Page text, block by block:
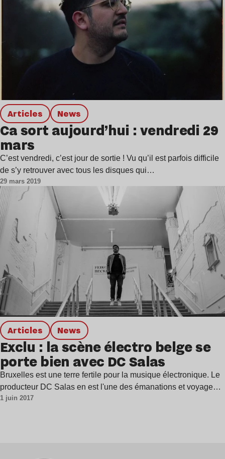
Articles news
Ca sort aujourd’hui : vendredi 29
mars
C’est vendredi, c’est jour de sortie ! Vu qu’il est parfois difficile
de s’y retrouver avec tous les disques qui…
29 mars 2019
Articles news
Exclu : la scène électro belge se
porte bien avec DC Salas
Bruxelles est une terre fertile pour la musique électronique. Le
producteur DC Salas en est l'une des émanations et voyage…
1 juin 2017